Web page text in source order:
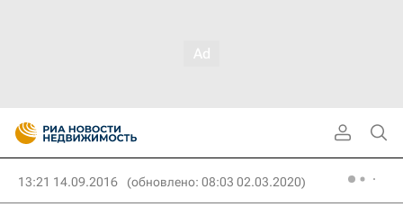
13:21 14.09.2016 (обновлено: 08:03 02.03.2020)